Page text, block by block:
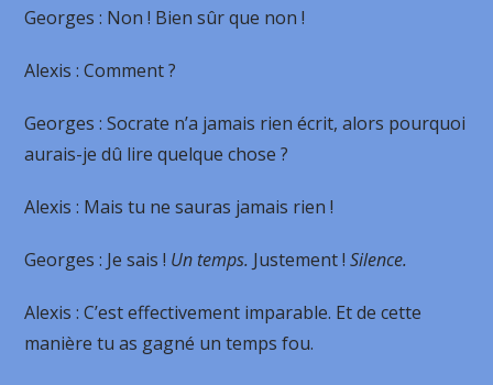
Georges : Non ! Bien sûr que non !
Alexis : Comment ?
Georges : Socrate n’a jamais rien écrit, alors pourquoi
aurais-je dû lire quelque chose ?
Alexis : Mais tu ne sauras jamais rien !
Georges : Je sais ! Un temps. Justement !Silence.
Alexis : C’est effectivement imparable. Et de cette
manière tu as gagné un temps fou.